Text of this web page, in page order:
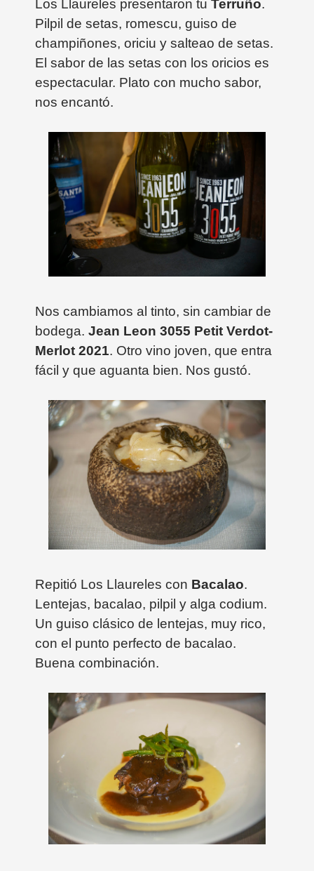
Los Llaureles presentaron tu Terruño.
Pilpil de setas, romescu, guiso de
champiñones, oriciu y salteao de setas.
El sabor de las setas con los oricios es
espectacular. Plato con mucho sabor,
nos encantó.
Nos cambiamos al tinto, sin cambiar de
bodega. Jean Leon 3055 Petit Verdot-
Merlot 2021. Otro vino joven, que entra
fácil y que aguanta bien. Nos gustó.
Repitió Los Llaureles con Bacalao.
Lentejas, bacalao, pilpil y alga codium.
Un guiso clásico de lentejas, muy rico,
con el punto perfecto de bacalao.
Buena combinación.